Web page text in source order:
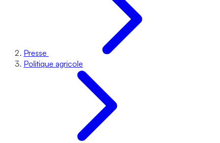
Presse
Politique agricole